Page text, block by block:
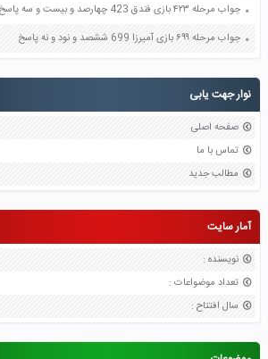
نوار جهت یابی
صفحه اصلی
تماس با ما
مطالب جدید
آمار سایت
نویسنده :
تعداد موضواعات :
سال افتتاح :
جواب مرحله ۴۲۳ بازی فندق 423 چهارصد و بیست و سه پاسخ
جواب مرحله ۶۹۹ بازی آمیرزا 699 ششصد و نود و نه پاسخ